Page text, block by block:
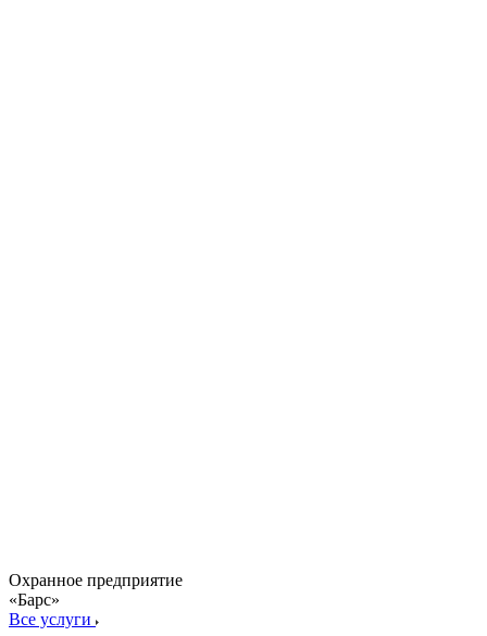
Охранное предприятие
«Барс»
Все услуги